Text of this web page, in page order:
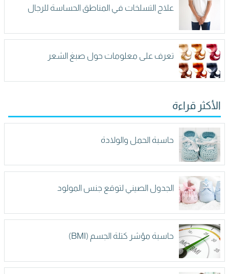
علاج التسلخات في المناطق الحساسة للرجال
تعرف على معلومات حول صبغ الشعر
الأكثر قراءة
حاسبة الحمل والولادة
الجدول الصيني لتوقع جنس المولود
حاسبة مؤشر كتلة الجسم (BMI)